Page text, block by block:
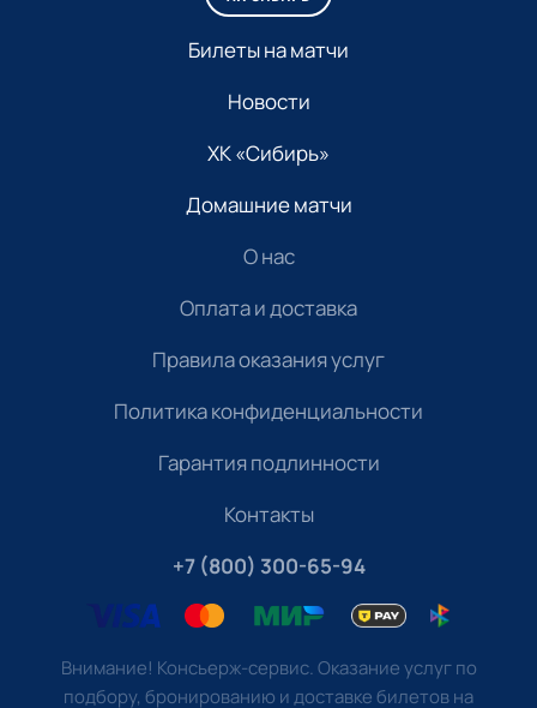
Билеты на матчи
Новости
ХК «Сибирь»
Домашние матчи
О нас
Оплата и доставка
Правила оказания услуг
Политика конфиденциальности
Гарантия подлинности
Контакты
+7 (800) 300-65-94
Внимание! Консьерж-сервис. Оказание услуг по
подбору, бронированию и доставке билетов на